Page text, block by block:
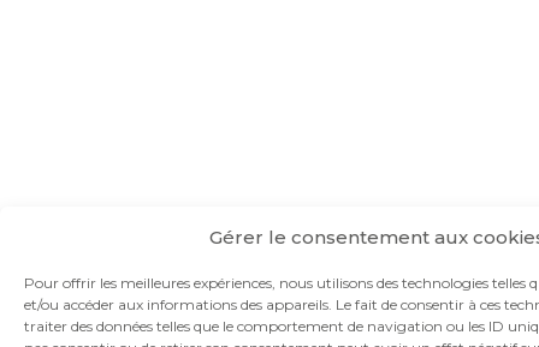
Gérer le consentement aux
Pour offrir les meilleures expériences, nous utilisons des technologies telles
et/ou accéder aux informations des appareils. Le fait de consentir à ces
traiter des données telles que le comportement de navigation ou les ID